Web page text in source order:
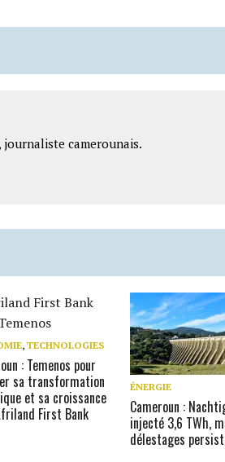
camerounais.
,TECHNOLOGIES
: Temenos pour
sa transformation
et sa croissance
First Bank
ÉNERGIE
Cameroun :
injecté 3,6 TWh,
délestages